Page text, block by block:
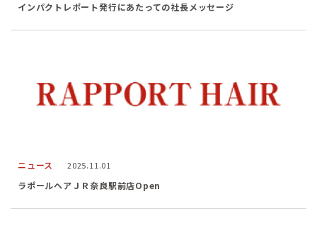
インパクトレポート発行にあたっての社長メッセージ
ニュース 2025.11.01
ラポールヘアＪＲ奈良駅前店Open